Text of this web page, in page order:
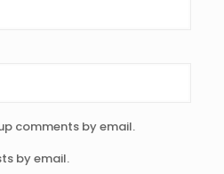
comments by email.
by email.